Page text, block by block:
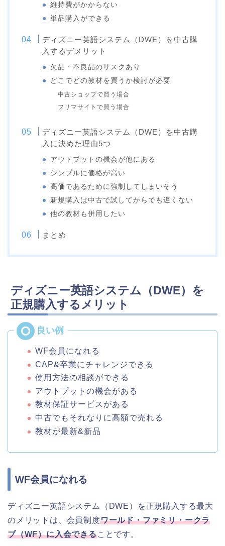
維持費がかからない
単品購入ができる
ディズニー英語システム（DWE）を中古購
入するデメリット
欠品・不良品のリスクあり
どこでどの教材を買うか検討が必要
中古ショップで買う場合
フリマサイトで買う場合
ディズニー英語システム（DWE）を中古購
入に決めた理由5つ
アウトプットの機会が他にある
シンプルに価格が高い
高価であるために強制してしまいそう
新規購入は中古で試してからでも遅くない
他の教材も併用したい
まとめ
ディズニー英語システム（DWE）を
正規購入するメリット
WF会員になれる
CAP&卒業にチャレンジできる
使用方法の相談ができる
アウトプットの機会がある
教材保証サービスがある
中古でもそれなりに高額で売れる
教材が最新&新品
WF会員になれる
ディズニー英語システム（DWE）を正規購入する最大
のメリットは、会員制度ワールド・ファミリ・ークラ
ブ（WF）に入会できることです。